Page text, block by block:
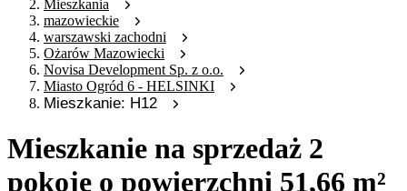
Mieszkania
mazowieckie
warszawski zachodni
Ożarów Mazowiecki
Novisa Development Sp. z o.o.
Miasto Ogród 6 - HELSINKI
Mieszkanie: H12
Mieszkanie na sprzedaż 2
pokoje o powierzchni 51,66 m²